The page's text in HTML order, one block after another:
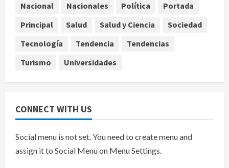
tres veces fondos internacionales y
sigue sin concretarse
Nacional
Nacionales Política
Portada
Principal
Salud Salud y Ciencia
Sociedad
Tecnología
Tendencia
Tendencias
Turismo
Universidades
CONNECT WITH US
Social menu is not set. You need to create menu and
assign it to Social Menu on Menu Settings.